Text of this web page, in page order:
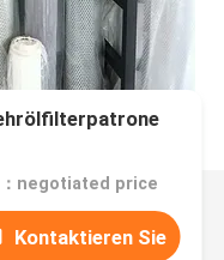
negotiated price
Kontaktieren Sie